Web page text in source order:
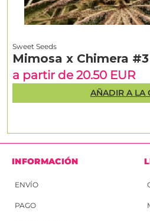
Sweet Seeds
Mimosa x Chimera #3
a partir de 20.50 EUR
AÑADIR A LA
INFORMACIÓN
ENVÍO
PAGO